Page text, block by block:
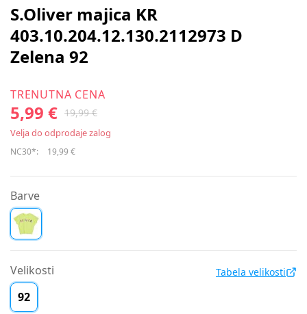
S.Oliver majica KR
403.10.204.12.130.2112973 D
Zelena 92
TRENUTNA CENA
5,99 € 19,99 €
Velja do odprodaje zalog
NC30*: 19,99 €
Barve
Velikosti Tabela velikosti
92